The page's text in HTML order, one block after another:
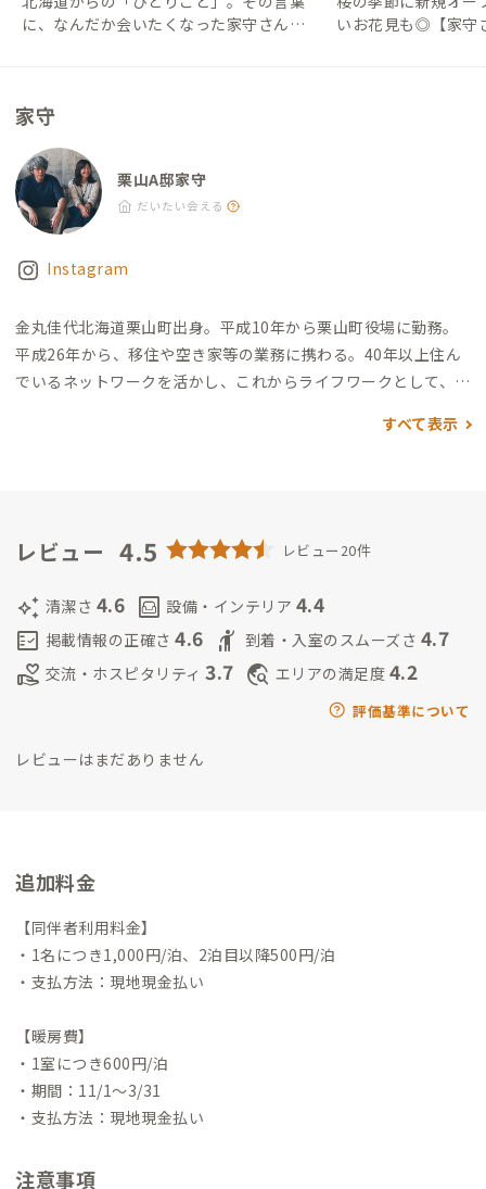
れた道産ワインがおすすめ。） その他 ・ファブラボ栗山β：徒
に、なんだか会いたくなった家守さんの
いお花見も◎【家守
家守
栗山A邸家守
だいたい会える
Instagram
金丸佳代北海道栗山町出身。平成10年から栗山町役場に勤務。
平成26年から、移住や空き家等の業務に携わる。40年以上住ん
でいるネットワークを活かし、これからライフワークとして、ま
います。タイミングが合えば町内をご案内しますので、お気軽に
拠点を移し、以降エモ／オルタナティブロック／ポストパンク
は東京のロックバンド「HINTO」のドラマーとして活躍中。RIS
ING SUN ROCK FESTIVAL、ROCK IN JAPAN FESTIVAL、COU
NTDOWN JAPAN等のロックフェスに出演。16年間の東京生活
を経て、2021年にUターンで栗山町へ拠点を移し、実家の農家
を経営しながら、バンド活動も行う二刀流で活動。
すべて表示
レビュー 4.5 レビュー20件
auto_awesome 清潔さ 4.6 living 設備・インテリア 4.4
fact_check 掲載情報の正確さ 4.6 hail 到着・入室のスムーズさ 4.7
volunteer_activism 交流・ホスピタリティ 3.7 travel_explore エリアの満足度 4.2
評価基準について
レビューはまだありません
追加料金
【同伴者利用料金】
・1名につき1,000円/泊、2泊目以降500円/泊
・支払方法：現地現金払い
【暖房費】
・1室につき600円/泊
・期間：11/1〜3/31
・支払方法：現地現金払い
注意事項